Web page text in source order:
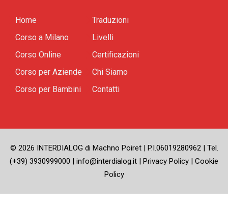
Home
Corso a Milano
Corso Online
Corso per Aziende
Corso per Bambini
Traduzioni
Livelli
Certificazioni
Chi Siamo
Contatti
© 2026 INTERDIALOG di Machno Poiret | P.I.06019280962 | Tel.
(+39) 3930999000 | info@interdialog.it |
Privacy Policy
Cookie
Policy